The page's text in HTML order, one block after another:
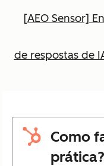
[AEO Sensor]
de respostas de
Como
prática?